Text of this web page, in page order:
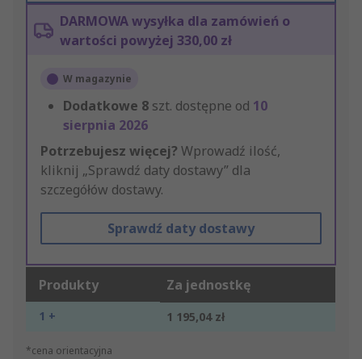
DARMOWA wysyłka dla zamówień o
wartości powyżej 330,00 zł
W magazynie
Dodatkowe 8 szt. dostępne od 10
sierpnia 2026
Potrzebujesz więcej? Wprowadź ilość,
kliknij „Sprawdź daty dostawy” dla
szczegółów dostawy.
Sprawdź daty dostawy
Produkty Za jednostkę
1 + 1 195,04 zł
*cena orientacyjna